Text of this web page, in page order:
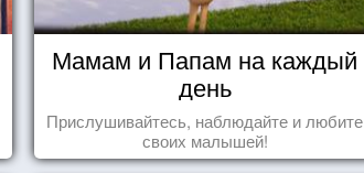
Мамам и Папам на каждый
день
Прислушивайтесь, наблюдайте и любите
своих малышей!